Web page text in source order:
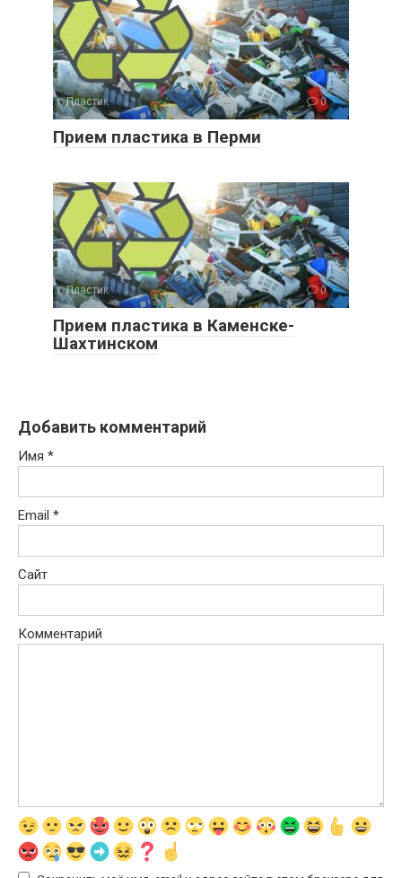
Пластик 0
Прием пластика в Перми
Пластик 0
Прием пластика в Каменске-
Шахтинском
Добавить комментарий
Имя *
Email *
Сайт
Комментарий